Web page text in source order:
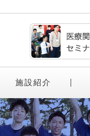
施設紹介